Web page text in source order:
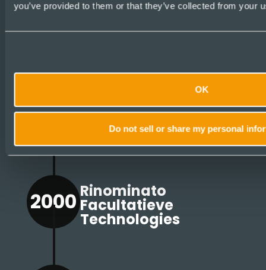
you’ve provided to them or that they’ve collected from your
OK
Do not sell or share my personal
Evans Universal, con
l'integrazione di INEX
TABO, siamo
diventati Evans Tabo
Universal.
2000 Rinominato
Facultatieve
Technologies